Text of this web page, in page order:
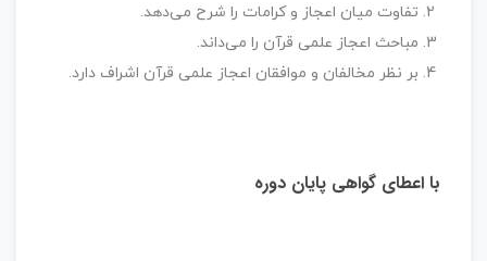
تفاوت میان اعجاز و کرامات را شرح می‌دهد.
مباحث اعجاز علمی قرآن را می‌داند.
بر نظر مخالفان و موافقان اعجاز علمی قرآن اشراف دارد.
با اعطای گواهی پایان دوره